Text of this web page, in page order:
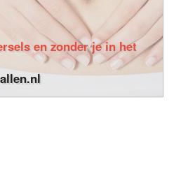
en zonder je in het